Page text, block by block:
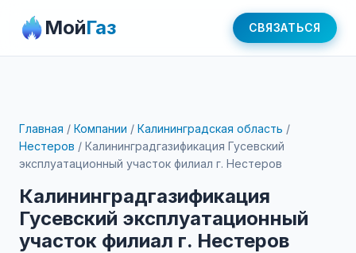
МойГаз СВЯЗАТЬСЯ
Главная / Компании / Калининградская область /
Нестеров / Калининградгазификация Гусевский
эксплуатационный участок филиал г. Нестеров
Калининградгазификация
Гусевский эксплуатационный
участок филиал г. Нестеров